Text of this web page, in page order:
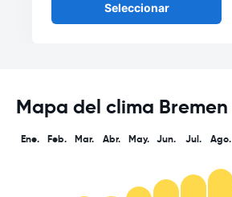
Seleccionar
Mapa del clima Bremen
Ene. Feb. Mar. Abr. May. Jun. Jul. Ago.